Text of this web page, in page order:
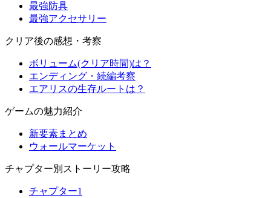
最強防具
最強アクセサリー
クリア後の感想・考察
ボリューム(クリア時間)は？
エンディング・続編考察
エアリスの生存ルートは？
ゲームの魅力紹介
新要素まとめ
ウォールマーケット
チャプター別ストーリー攻略
チャプター1